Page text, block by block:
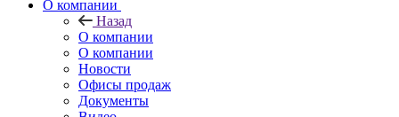
О компании
Назад
О компании
О компании
Новости
Офисы продаж
Документы